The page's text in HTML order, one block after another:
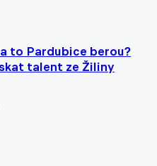
to Pardubice berou?
talent ze Žiliny